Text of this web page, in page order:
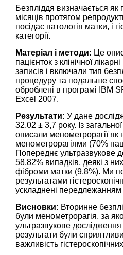
Безпліддя визначається
місяців протягом
посідає патологія матки, і
категорії.
Матеріал і методи: Це
пацієнток з клінічної
записів і включали тип
процедуру та подальше
оброблені в програмі IBM
Excel 2007.
Результати: У дане
32,02 ± 3,7 року. Із
описали менометрорагії
менометрорагіями (70%
Попереднє ультразвукове
58,82% випадків, деякі з
фіброми матки (9,8%). Ми
результатами
ускладнені передлежанням
Висновки: Вторинне
були менометрорагія, за
ультразвукове дослідження
результати були
важливість